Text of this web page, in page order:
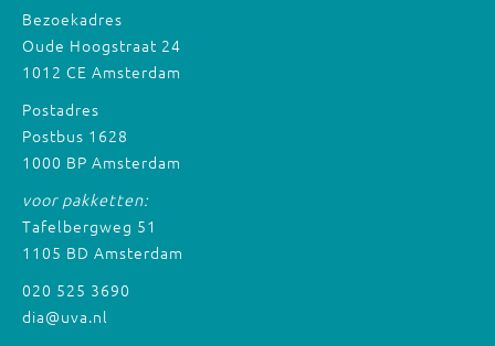
Bezoekadres
Oude Hoogstraat 24
1012 CE Amsterdam
Postadres
Postbus 1628
1000 BP Amsterdam
voor pakketten:
Tafelbergweg 51
1105 BD Amsterdam
020 525 3690
dia@uva.nl